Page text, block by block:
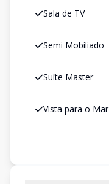
Sala de TV
Semi Mobiliado
Suíte Master
Vista para o Mar